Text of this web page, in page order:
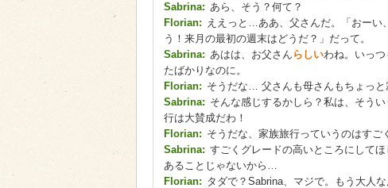
Sabrina: あら、そう？何て？
Florian: ええっと…ああ、父さんだ。「おーい
う！来月の最初の週末はどうだ？」だって。
Sabrina: あはは、お父さん らしいわね。いっ
たばかりなのに。
Florian: そうだな… 父さんも母さんもちょっと
Sabrina: そんな感じするかしら？私は、そう
行は大賛成だわ！
Florian: そうだな、家族旅行っていうのはすご
Sabrina: すごくグレードの高いところにして
あることじゃないから…
Florian: タダで？Sabrina、マジで。もう大人